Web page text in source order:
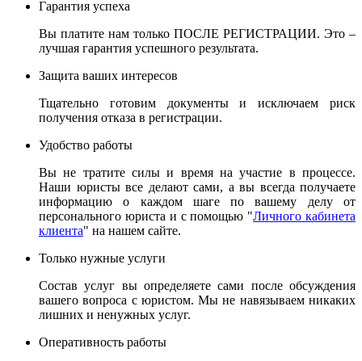
Гарантия успеха
Вы платите нам только ПОСЛЕ РЕГИСТРАЦИИ. Это –
лучшая гарантия успешного результата.
Защита ваших интересов
Тщательно готовим документы и исключаем риск
получения отказа в регистрации.
Удобство работы
Вы не тратите силы и время на участие в процессе.
Наши юристы все делают сами, а вы всегда получаете
информацию о каждом шаге по вашему делу от
персонального юриста и с помощью "Личного кабинета
клиента" на нашем сайте.
Только нужные услуги
Состав услуг вы определяете сами после обсуждения
вашего вопроса с юристом. Мы не навязываем никаких
лишних и ненужных услуг.
Оперативность работы